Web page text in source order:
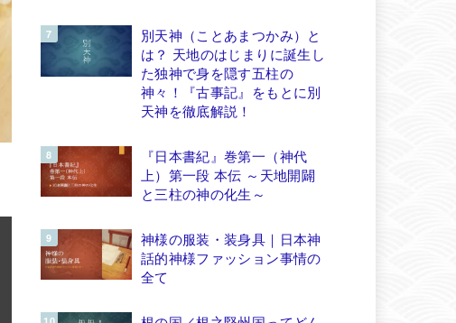
別天神（ことあまつかみ）と
は？ 天地のはじまりに誕生し
た独神で身を隠す五柱の
神々！『古事記』をもとに別
天神を徹底解説！
『日本書紀』巻第一（神代
上）第一段 本伝 ～天地開闢
と三柱の神の化生～
神様の服装・装身具｜日本神
話的神様ファッション事情の
全て